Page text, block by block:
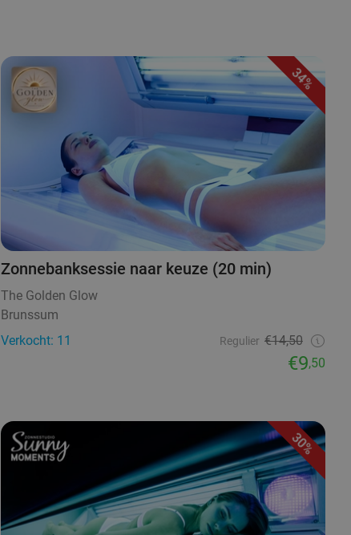
34%
Zonnebanksessie naar keuze (20 min)
The Golden Glow
Brunssum
Verkocht: 11
Regulier €14,50
€9,50
30%